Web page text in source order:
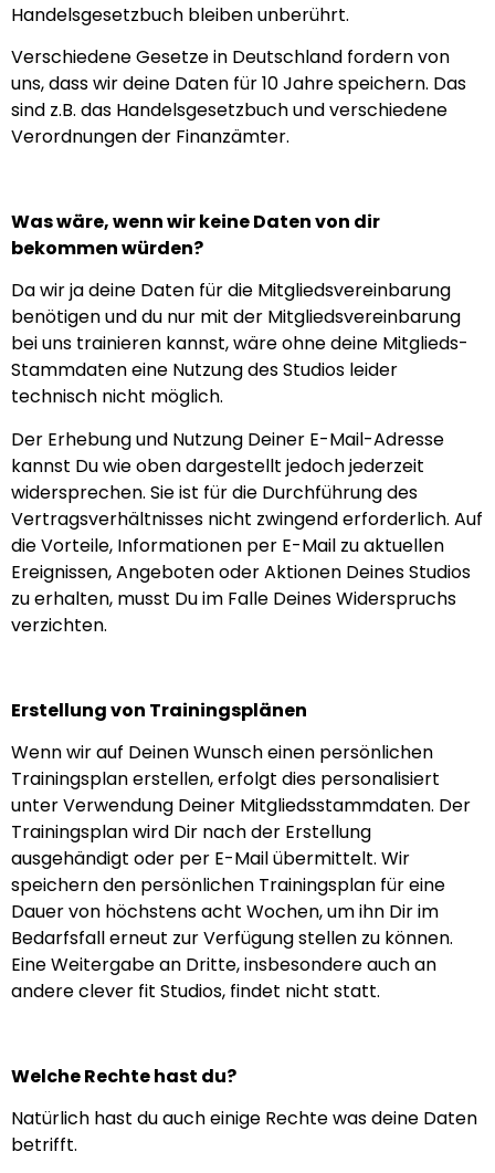
Handelsgesetzbuch bleiben unberührt.
Verschiedene Gesetze in Deutschland fordern von
uns, dass wir deine Daten für 10 Jahre speichern. Das
sind z.B. das Handelsgesetzbuch und verschiedene
Verordnungen der Finanzämter.
Was wäre, wenn wir keine Daten von dir
bekommen würden?
Da wir ja deine Daten für die Mitgliedsvereinbarung
benötigen und du nur mit der Mitgliedsvereinbarung
bei uns trainieren kannst, wäre ohne deine Mitglieds-
Stammdaten eine Nutzung des Studios leider
technisch nicht möglich.
Der Erhebung und Nutzung Deiner E-Mail-Adresse
kannst Du wie oben dargestellt jedoch jederzeit
widersprechen. Sie ist für die Durchführung des
Vertragsverhältnisses nicht zwingend erforderlich. Auf
die Vorteile, Informationen per E-Mail zu aktuellen
Ereignissen, Angeboten oder Aktionen Deines Studios
zu erhalten, musst Du im Falle Deines Widerspruchs
verzichten.
Erstellung von Trainingsplänen
Wenn wir auf Deinen Wunsch einen persönlichen
Trainingsplan erstellen, erfolgt dies personalisiert
unter Verwendung Deiner Mitgliedsstammdaten. Der
Trainingsplan wird Dir nach der Erstellung
ausgehändigt oder per E-Mail übermittelt. Wir
speichern den persönlichen Trainingsplan für eine
Dauer von höchstens acht Wochen, um ihn Dir im
Bedarfsfall erneut zur Verfügung stellen zu können.
Eine Weitergabe an Dritte, insbesondere auch an
andere clever fit Studios, findet nicht statt.
Welche Rechte hast du?
Natürlich hast du auch einige Rechte was deine Daten
betrifft.